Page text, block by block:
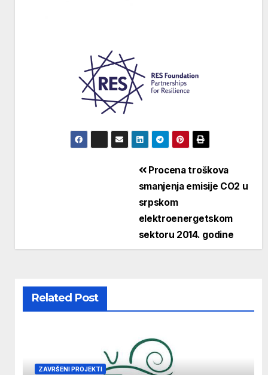
Procena troškova
smanjenja emisije CO2 u
srpskom
elektroenergetskom
sektoru 2014. godine
Related Post
ZAVRŠENI PROJEKTI